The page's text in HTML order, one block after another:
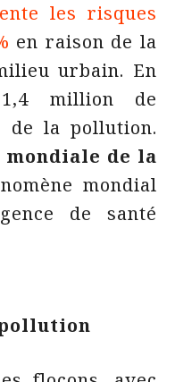
les risques
en raison de la
urbain. En
million de
de la pollution.
de la
mondial
de santé